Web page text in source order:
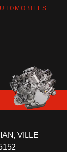
VILLE